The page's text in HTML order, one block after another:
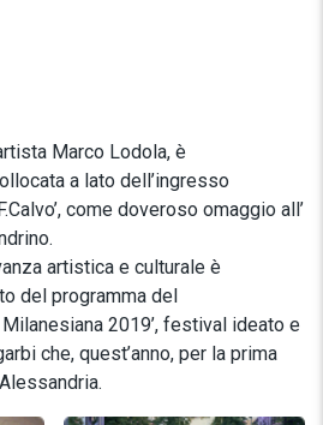
Marco Lodola, è
a lato dell’ingresso
come doveroso omaggio all’
artistica e culturale è
del programma del
2019’, festival ideato e
che, quest’anno, per la prima